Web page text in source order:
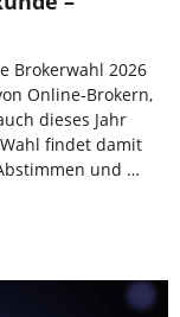
Brokerwahl 2026
Online-Brokern,
dieses Jahr
findet damit
und …